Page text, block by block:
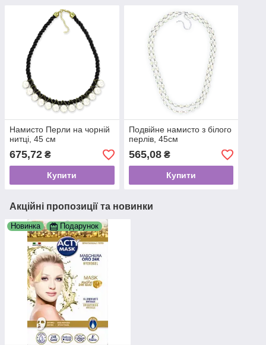
Намисто Перли на чорній
нитці, 45 см
675,72 ₴
Купити
Подвійне намисто з білого
перлів, 45см
565,08₴
Купити
Акційні пропозиції та новинки
Новинка Подарунок